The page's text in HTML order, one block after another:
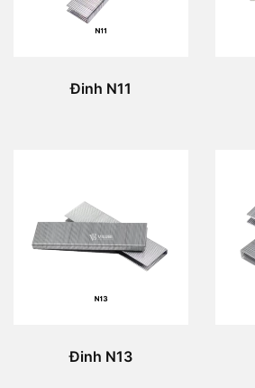
Đinh N11
Đinh N13